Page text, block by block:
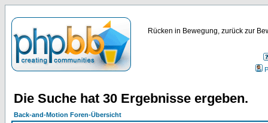
Rücken in Bewegung, zurück zur
Die Suche hat 30 Ergebnisse ergeben.
Back-and-Motion Foren-Übersicht